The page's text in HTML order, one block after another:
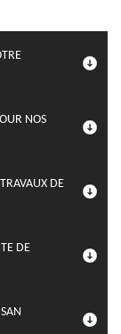
NOS
DE
DE